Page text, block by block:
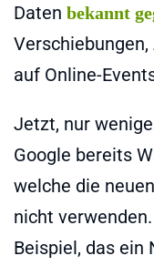
Daten bekannt
auf Online-
Jetzt, nur
Google bereits
welche die
nicht
Beispiel, das